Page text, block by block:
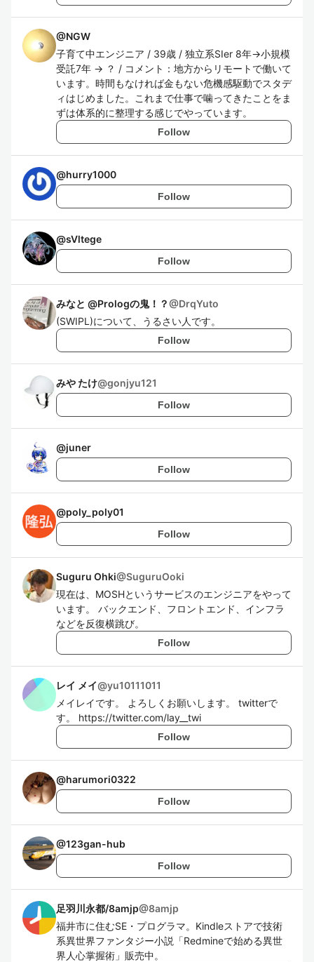
@NGW
子育て中エンジニア / 39歳 / 独立系SIer 8年→小規模
受託7年 → ？ / コメント：地方からリモートで働いて
います。時間もなければ金もない危機感駆動でスタデ
ィはじめました。これまで仕事で噛ってきたことをま
ずは体系的に整理する感じでやっています。
Follow
@hurry1000
Follow
@sVltege
Follow
みなと @Prologの鬼！？@DrqYuto
(SWIPL)について、うるさい人です。
Follow
みや たけ@gonjyu121
Follow
@juner
Follow
@poly_poly01
Follow
Suguru Ohki@SuguruOoki
現在は、MOSHというサービスのエンジニアをやって
います。 バックエンド、フロントエンド、インフラ
などを反復横跳び。
Follow
レイ メイ@yu10111011
メイレイです。 よろしくお願いします。 twitterで
す。 https://twitter.com/lay__twi
Follow
@harumori0322
Follow
@123gan-hub
Follow
足羽川永都/8amjp@8amjp
福井市に住むSE・プログラマ。Kindleストアで技術
系異世界ファンタジー小説「Redmineで始める異世
界人心掌握術」販売中。